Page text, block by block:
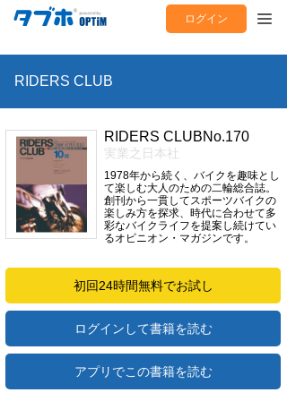
ログイン
RIDERS CLUB
RIDERS CLUBNo.170
実業之日本社
1978年から続く、バイクを趣味とし
て楽しむ大人のための二輪総合誌。
創刊から一貫してスポーツバイクの
楽しみ方を探求、時代に合わせて多
彩なバイクライフを提案し続けてい
るオピニオン・マガジンです。
初回24時間無料でお試し
ログインして書籍を読む
アプリでこの書籍を読む